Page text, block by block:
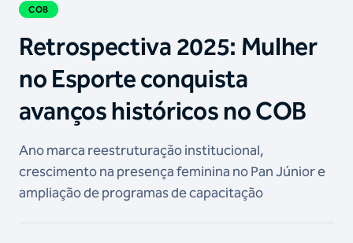
COB
Retrospectiva 2025: Mulher
no Esporte conquista
avanços históricos no COB
Ano marca reestruturação institucional,
crescimento na presença feminina no Pan Júnior e
ampliação de programas de capacitação